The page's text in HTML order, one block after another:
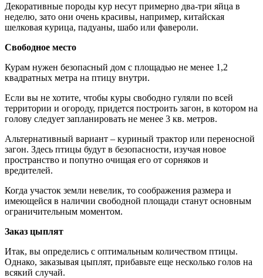
Декоративные породы кур несут примерно два-три яйца в
неделю, зато они очень красивы, например, китайская
шелковая курица, падуаны, шабо или фавероли.
Свободное место
Курам нужен безопасный дом с площадью не менее 1,2
квадратных метра на птицу внутри.
Если вы не хотите, чтобы куры свободно гуляли по всей
территории и огороду, придется построить загон, в котором на
голову следует запланировать не менее 3 кв. метров.
Альтернативный вариант – куриный трактор или переносной
загон. Здесь птицы будут в безопасности, изучая новое
пространство и попутно очищая его от сорняков и
вредителей.
Когда участок земли невелик, то соображения размера и
имеющейся в наличии свободной площади станут основным
ограничительным моментом.
Заказ цыплят
Итак, вы определись с оптимальным количеством птицы.
Однако, заказывая цыплят, прибавьте еще несколько голов на
всякий случай.